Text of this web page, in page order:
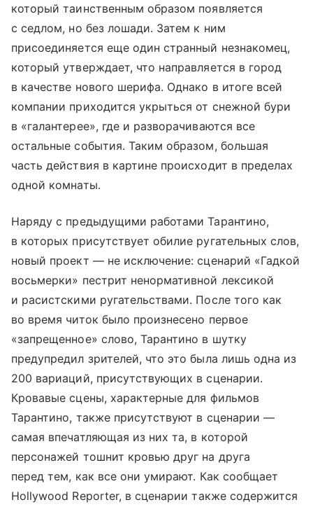
который таинственным образом появляется
с седлом, но без лошади. Затем к ним
присоединяется еще один странный незнакомец,
который утверждает, что направляется в город
в качестве нового шерифа. Однако в итоге всей
компании приходится укрыться от снежной бури
в «галантерее», где и разворачиваются все
остальные события. Таким образом, большая
часть действия в картине происходит в пределах
одной комнаты.
Наряду с предыдущими работами Тарантино,
в которых присутствует обилие ругательных слов,
новый проект — не исключение: сценарий «Гадкой
восьмерки» пестрит ненормативной лексикой
и расистскими ругательствами. После того как
во время читок было произнесено первое
«запрещенное» слово, Тарантино в шутку
предупредил зрителей, что это была лишь одна из
200 вариаций, присутствующих в сценарии.
Кровавые сцены, характерные для фильмов
Тарантино, также присутствуют в сценарии —
самая впечатляющая из них та, в которой
персонажей тошнит кровью друг на друга
перед тем, как все они умирают. Как сообщает
Hollywood Reporter, в сценарии также содержится